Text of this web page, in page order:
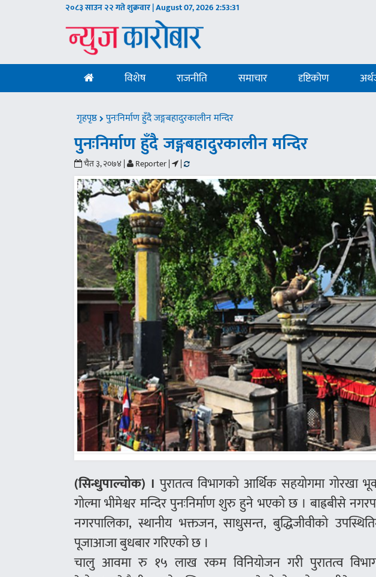
२०८३ साउन २२ गते शुक्रवार | August 07, 20262:53:32
विशेष राजनीति समाचार दृष्टिकोण
गृहपृष्ठ पुनःनिर्माण हुँदै जङ्गबहादुरकालीन मन्दिर
पुनःनिर्माण हुँदै जङ्गबहादुरकालीन मन्दिर
चैत ३, २०७४ | Reporter | |
(सिन्धुपाल्चोक) । पुरातत्व विभागको आर्थिक सहयोगमा गोरखा
गोल्मा भीमेश्वर मन्दिर पुनःनिर्माण शुरु हुने भएको छ । बाह्रबीसे
नगरपालिका, स्थानीय भक्तजन, साधुसन्त, बुद्धिजीवीको
पूजाआजा बुधबार गरिएको छ ।
चालु आवमा रु १५ लाख रकम विनियोजन गरी पुरातत्व